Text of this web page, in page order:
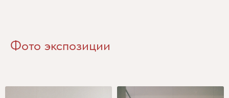
Фото экспозиции